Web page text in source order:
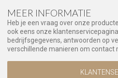
MEER INFORMATIE
Heb je een vraag over onze
ook eens onze
bedrijfsgegevens, antwoorden op
verschillende manieren om contact